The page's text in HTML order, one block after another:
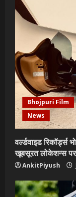
Bhojpuri Film
News
वर्ल्डवाइड रिकॉर्ड्स
खूबसूरत लोकेशन्स पर
AnkitPiyush